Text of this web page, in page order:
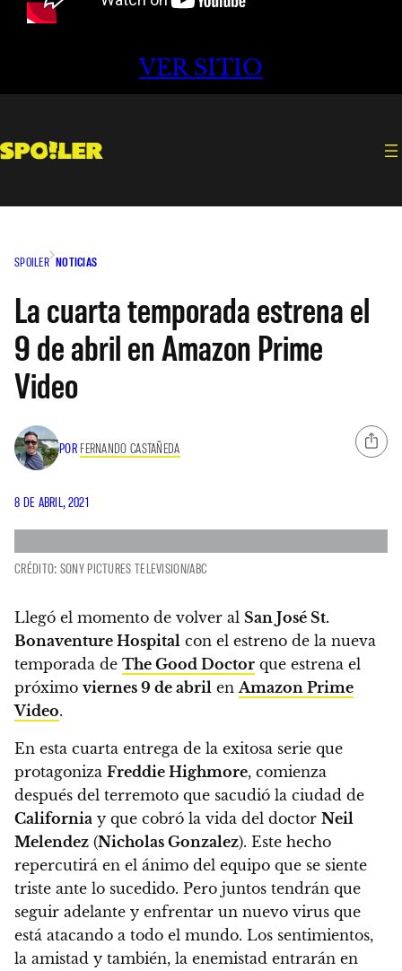
VER SITIO
SPOILER NOTICIAS
La cuarta temporada estrena el
9 de abril en Amazon Prime
Video
POR FERNANDO CASTAÑEDA
8 DE ABRIL, 2021
CRÉDITO: SONY PICTURES TELEVISION/ABC
Llegó el momento de volver al San José St.
Bonaventure Hospital con el estreno de la nueva
temporada de The Good Doctor que estrena el
próximo viernes 9 de abril en Amazon Prime
Video.
En esta cuarta entrega de la exitosa serie que
protagoniza Freddie Highmore, comienza
después del terremoto que sacudió la ciudad de
California y que cobró la vida del doctor Neil
Melendez (Nicholas Gonzalez). Este hecho
repercutirá en el ánimo del equipo que se siente
triste ante lo sucedido. Pero juntos tendrán que
seguir adelante y enfrentar un nuevo virus que
está atacando a todo el mundo. Los sentimientos,
la amistad y también, la enemistad entrarán en